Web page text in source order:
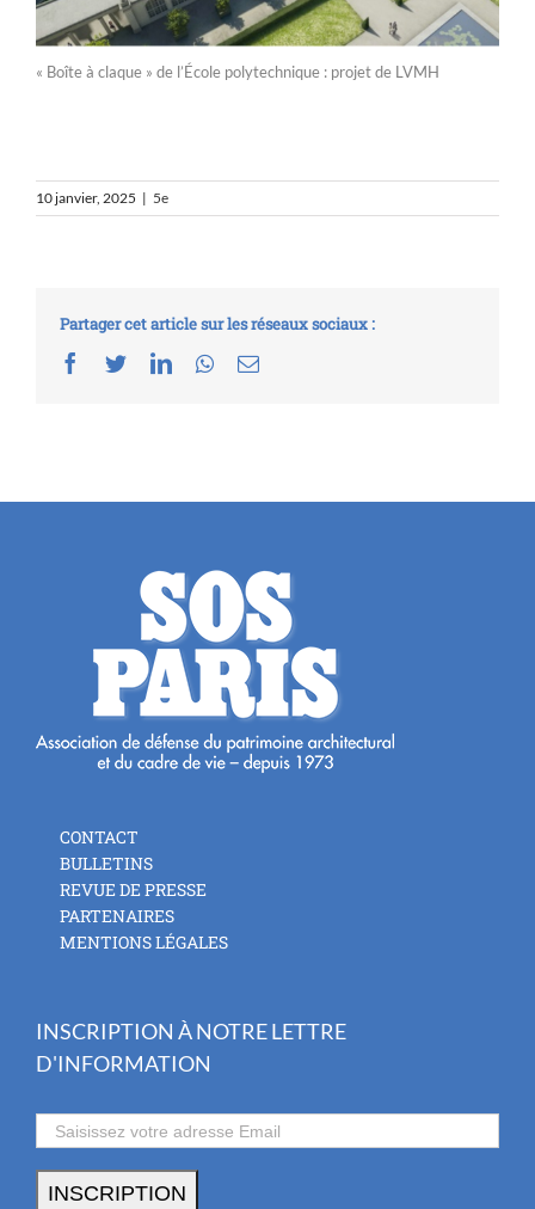
« Boîte à claque » de l’École polytechnique : projet de LVMH
10 janvier, 2025 | 5e
Partager cet article sur les réseaux sociaux :
Facebook
TwitterLinkedInWhatsapp
Email
CONTACT
BULLETINS
REVUE DE PRESSE
PARTENAIRES
MENTIONS LÉGALES
INSCRIPTION À NOTRE LETTRE
D'INFORMATION